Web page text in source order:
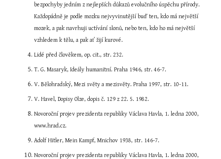
bezpochyby jedním z nejlepších důkazů evolučního úspěchu přírody.
Každopádně je podle mozku nejvyvinutější buď ten, kdo má největší
mozek, a pak navrhuji uctívání slonů, nebo ten, kdo ho má největší
vzhledem k tělu, a pak ať žijí kurové.
Lidé před člověkem, op. cit., str. 232.
T. G. Masaryk, Ideály humanitní. Praha 1946, str. 46-7.
V. Bělohradský, Mezi světy a mezisvěty. Praha 1997, str. 10-11.
V. Havel, Dopisy Olze, dopis č. 129 z 22. 5. 1982.
Novoroční projev prezidenta republiky Václava Havla, 1. ledna 2000,
www.hrad.cz.
Adolf Hitler, Mein Kampf, Mnichov 1938, str. 146-7.
Novoroční projev prezidenta republiky Václava Havla, 1. ledna 2000,